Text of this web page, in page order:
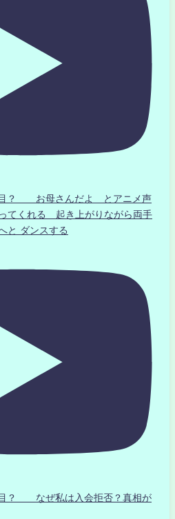
目？ お母さんだよ とアニメ声
てくれる 起き上がりながら両手
と ダンスする
目？ なぜ私は入会拒否？真相が